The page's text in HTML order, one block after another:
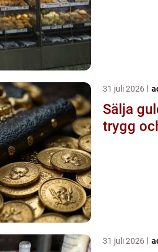
31 juli 2026
Sälja guld i
trygg
31 juli 2026